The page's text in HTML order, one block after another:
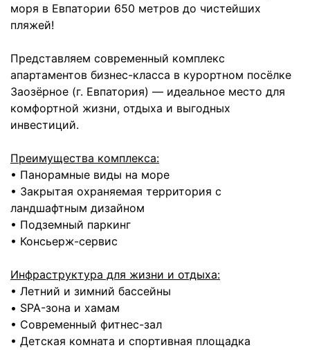
моря в Евпатории 650 метров до чистейших
пляжей!
Представляем современный комплекс
апартаментов бизнес-класса в курортном посёлке
Заозёрное (г. Евпатория) — идеальное место для
комфортной жизни, отдыха и выгодных
инвестиций.
Преимущества комплекса:
• Панорамные виды на море
• Закрытая охраняемая территория с
ландшафтным дизайном
• Подземный паркинг
• Консьерж-сервис
Инфраструктура для жизни и отдыха:
• Летний и зимний бассейны
• SPA-зона и хамам
• Современный фитнес-зал
• Детская комната и спортивная площадка